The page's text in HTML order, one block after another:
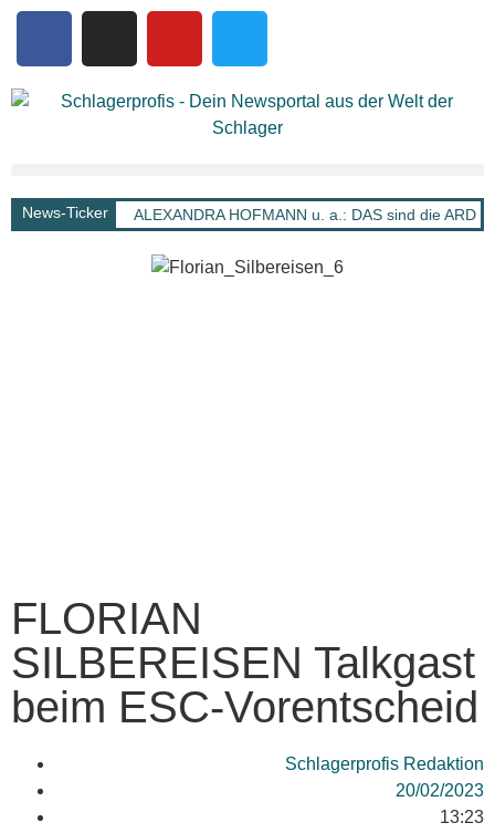
News-Ticker ALEXANDRA HOFMANN u. a.: DAS sind die ARD
FLORIAN
SILBEREISEN Talkgast
beim ESC-Vorentscheid
Schlagerprofis Redaktion
20/02/2023
13:23